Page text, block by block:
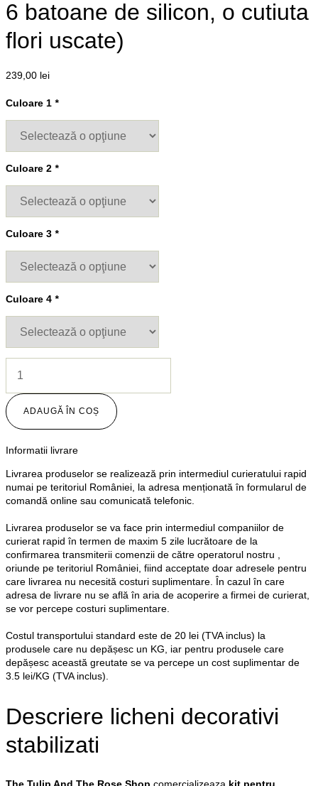
6 batoane de silicon, o cutiuta
flori uscate)
239,00 lei
Culoare 1 *
Culoare 2 *
Culoare 3 *
Culoare 4 *
Kit
pentru
incepatori
4
culori
(cutie
licheni
500
grame,
de
4
culori,
pistol
de
lipit,
6
de
silicon,
o
cutiuta
ADAUGĂ ÎN COȘ
Informatii livrare
Livrarea produselor se realizează prin intermediul curieratului rapid
numai pe teritoriul României, la adresa menționată în formularul de
comandă online sau comunicată telefonic.
Livrarea produselor se va face prin intermediul companiilor de
curierat rapid în termen de maxim 5 zile lucrătoare de la
confirmarea transmiterii comenzii de către operatorul nostru ,
oriunde pe teritoriul României, fiind acceptate doar adresele pentru
care livrarea nu necesită costuri suplimentare. În cazul în care
adresa de livrare nu se află în aria de acoperire a firmei de curierat,
se vor percepe costuri suplimentare.
Costul transportului standard este de 20 lei (TVA inclus) la
produsele care nu depășesc un KG, iar pentru produsele care
depășesc această greutate se va percepe un cost suplimentar de
3.5 lei/KG (TVA inclus).
Descriere licheni decorativi
stabilizati